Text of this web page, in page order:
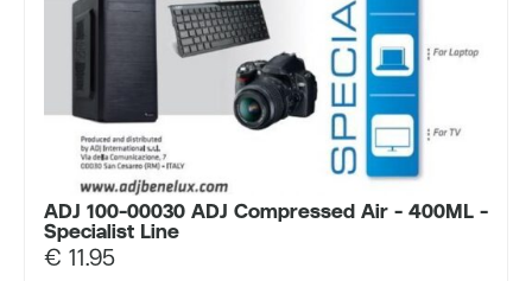
ADJ 100-00030 ADJ Compressed Air - 400ML -
Specialist Line
€ 11.95